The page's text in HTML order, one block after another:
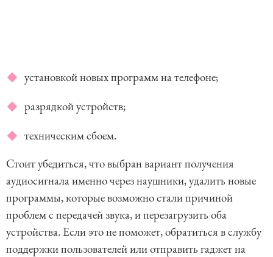
установкой новых программ на телефоне;
разрядкой устройств;
техническим сбоем.
Стоит убедиться, что выбран вариант получения
аудиосигнала именно через наушники, удалить новые
программы, которые возможно стали причиной
проблем с передачей звука, и перезагрузить оба
устройства. Если это не поможет, обратиться в службу
поддержки пользователей или отправить гаджет на